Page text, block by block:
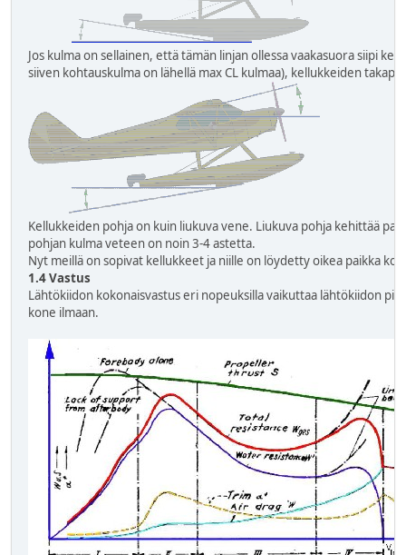
Jos kulma on sellainen, että tämän linjan ollessa vaakasuora siipi
siiven kohtauskulma on lähellä max CL kulmaa), kellukkeiden
Kellukkeiden pohja on kuin liukuva vene. Liukuva pohja kehittää
pohjan kulma veteen on noin 3-4 astetta.
Nyt meillä on sopivat kellukkeet ja niille on löydetty oikea paikka
1.4 Vastus
Lähtökiidon kokonaisvastus eri nopeuksilla vaikuttaa lähtökiidon
kone ilmaan.